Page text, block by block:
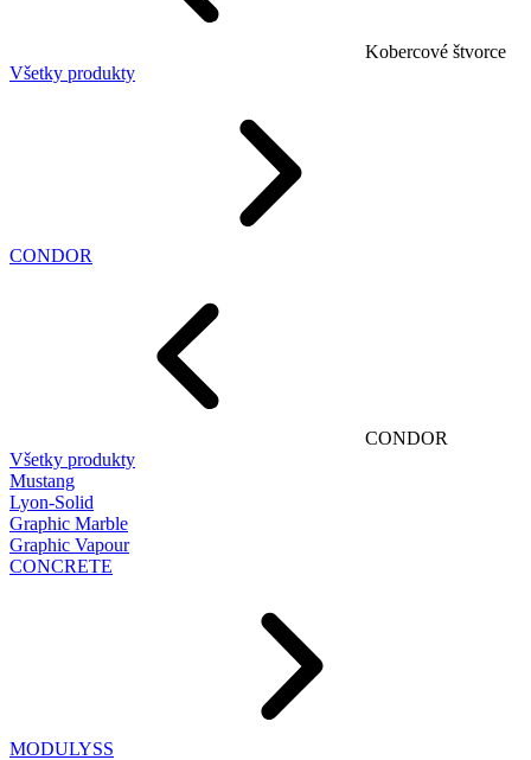
Kobercové štvorce
Všetky produkty
CONDOR
CONDOR
Všetky produkty
Mustang
Lyon-Solid
Graphic Marble
Graphic Vapour
CONCRETE
MODULYSS